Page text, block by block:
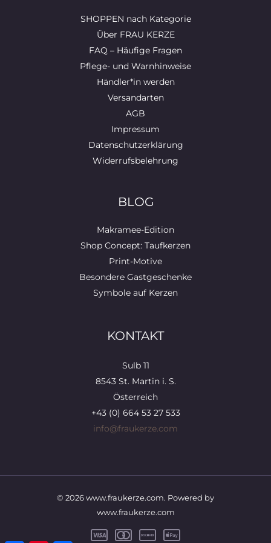
SHOPPEN nach Kategorie
Über FRAU KERZE
FAQ – Häufige Fragen
Pflege- und Warnhinweise
Händler*in werden
Versandarten
AGB
Impressum
Datenschutzerklärung
Widerrufsbelehrung
BLOG
Makramee-Edition
Shop Concept: Taufkerzen
Print-Motive
Besondere Gastgeschenke
Symbole auf Kerzen
KONTAKT
Sulb 11
8543 St. Martin i. S.
Österreich
+43 (0) 664 53 27 533
info@fraukerze.com
© 2026 www.fraukerze.com. Powered by
www.fraukerze.com